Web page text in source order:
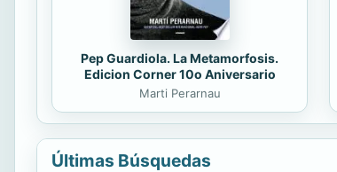
Pep Guardiola. La Metamorfosis.
Edicion Corner 10o Aniversario
Marti Perarnau
Últimas Búsquedas